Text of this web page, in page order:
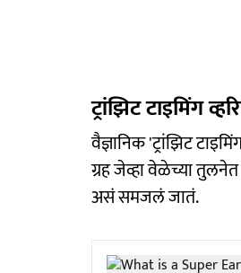
ट्रांझिट टाइमिंग
वैज्ञानिक 'ट्रांझिट
ग्रह जेव्हा वेळेच्या तुलनेत
असं समजलं जातं.